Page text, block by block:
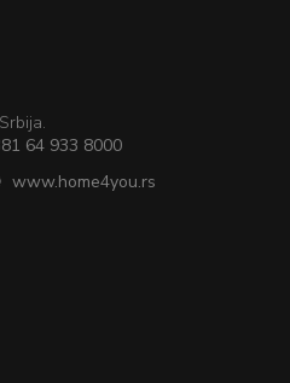
64 933 8000
www.home4you.rs